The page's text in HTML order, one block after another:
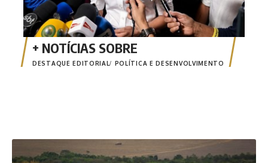
DESTAQUE EDITORIAL POLÍTICA E DESENVOLVIMENTO